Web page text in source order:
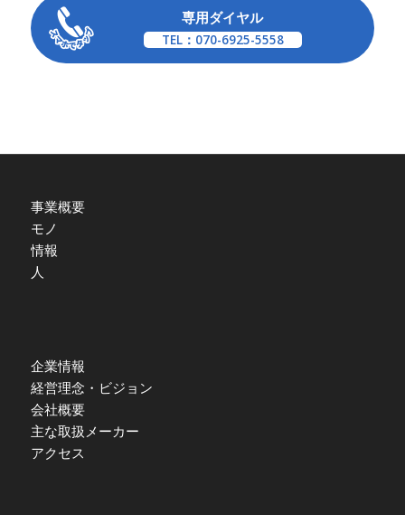
専用ダイヤル
TEL：070-6925-5558
事業概要
モノ
情報
人
企業情報
経営理念・ビジョン
会社概要
主な取扱メーカー
アクセス